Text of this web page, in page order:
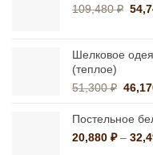
2,049
109,480₽
Шелковое
(теплое)
51,300₽
Постельное
20,880 ₽ –